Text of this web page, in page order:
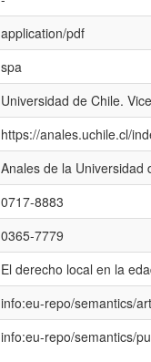
application/pdf
spa
Universidad de Chile.
https://anales.uchile.cl/
Anales de la Universidad
0717-8883
0365-7779
El derecho local en la
info:eu-repo/semantics/
info:eu-repo/semantics/